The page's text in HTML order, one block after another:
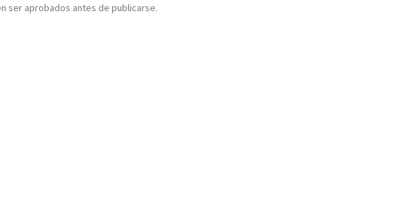
ser aprobados antes de publicarse.